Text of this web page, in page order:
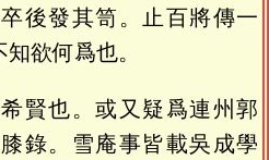
後發其笥。止百將傳一
欲何爲也。
賢也。或又疑爲連州郭
錄。雪庵事皆載吳成學